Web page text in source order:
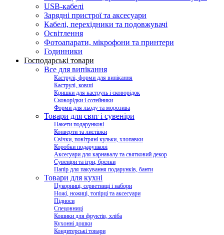
USB-кабелі
Зарядні пристрої та аксесуари
Кабелі, перехідники та подовжувачі
Освітлення
Фотоапарати, мікрофони та принтери
Годинники
Господарські товари
Все для випікання
Каструлі, форми для випікання
Каструлі, ковші
Кришки для каструль і сковорідок
Сковорідки і сотейники
Форми для льоду та морозива
Товари для свят і сувеніри
Пакети подарункові
Конверти та листівки
Свічки, повітряні кульки, хлопавки
Коробки подарункові
Аксесуари для карнавалу та святковий декор
Сувеніри та ігри, брелки
Папір для пакування подарунків, банти
Товари для кухні
Цукорниці, серветниці і набори
Ножі, ножиці, топірці та аксесуари
Підноси
Спецовниці
Кошики для фруктів, хліба
Кухонні дошки
Кондитерські товари